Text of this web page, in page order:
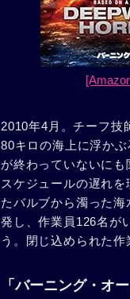
2010年4月。チーフ技
80キロの海上に浮か
が終わっていないに
スケジュールの遅れ
たバルブから濁った
発し、作業員126名が
う。閉じ込められた
「バーニング・オ